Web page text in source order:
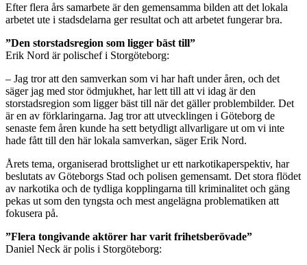
Efter flera års samarbete är den gemensamma bilden att det lokala
arbetet ute i stadsdelarna ger resultat och att arbetet fungerar bra.
”Den storstadsregion som ligger bäst till”
Erik Nord är polischef i Storgöteborg:
– Jag tror att den samverkan som vi har haft under åren, och det
säger jag med stor ödmjukhet, har lett till att vi idag är den
storstadsregion som ligger bäst till när det gäller problembilder. Det
är en av förklaringarna. Jag tror att utvecklingen i Göteborg de
senaste fem åren kunde ha sett betydligt allvarligare ut om vi inte
hade fått till den här lokala samverkan, säger Erik Nord.
Årets tema, organiserad brottslighet ur ett narkotikaperspektiv, har
beslutats av Göteborgs Stad och polisen gemensamt. Det stora flödet
av narkotika och de tydliga kopplingarna till kriminalitet och gäng
pekas ut som den tyngsta och mest angelägna problematiken att
fokusera på.
”Flera tongivande aktörer har varit frihetsberövade”
Daniel Neck är polis i Storgöteborg: